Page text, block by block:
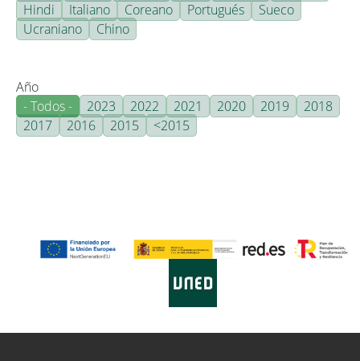
Hindi
Italiano Coreano Portugués
Sueco
Ucraniano
Chino
Año
- Todos -
2023 2022 2021 2020 2019
2018
2017
2016 2015 <2015